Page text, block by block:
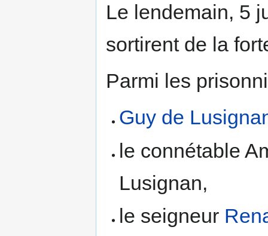
Le lendemain, 5
sortirent de la
Parmi les
Guy de
le connétable
Lusignan,
le seigneur